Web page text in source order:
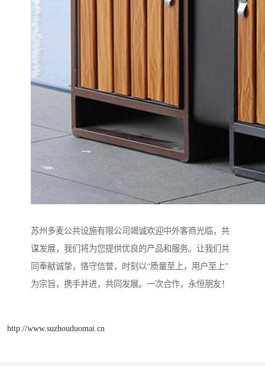
苏州多麦公共设施有限公司竭诚欢迎中外客商光临，共
谋发展，我们将为您提供优良的产品和服务。让我们共
同奉献诚挚，恪守信誉，时刻以“质量至上，用户至上”
为宗旨，携手并进，共同发展。一次合作，永恒朋友！
http://www.suzhouduomai.cn